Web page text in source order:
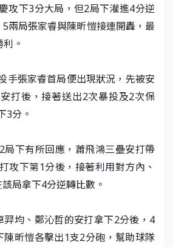
攻下3分大局，但2局下灌進4分逆
兩局張家睿與陳昕愷接連開轟，最
。
手張家睿首局便出現狀況，先被安
打後，接著送出2次暴投及2次保
3分。
局下有所回應，蕭飛鴻三壘安打帶
攻下第1分後，接著利用對方內、
局拿下4分逆轉比數。
羿均、鄭沁哲的安打拿下2分後，4
陳昕愷各擊出1支2分砲，幫助球隊